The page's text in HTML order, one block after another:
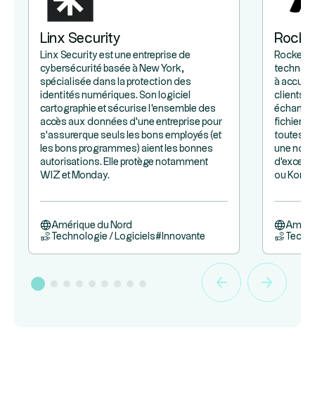
Linx Security
Linx Security est une entreprise de
cybersécurité basée à New York,
spécialisée dans la protection des
identités numériques. Son logiciel
cartographie et sécurise l'ensemble des
accès aux données d'une entreprise pour
s'assurer que seuls les bons employés (et
les bons programmes) aient les bonnes
autorisations. Elle protège notamment
WIZ et Monday.
Amérique du Nord
Technologie / Logiciels# Innovante
à
clients
fichiers
toutes
une
ou